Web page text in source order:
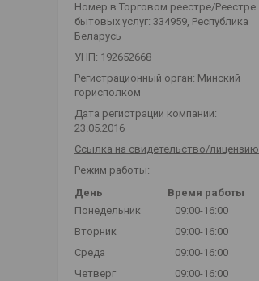
Номер в Торговом реестре/Реестре
бытовых услуг: 334959, Республика
Беларусь
УНП: 192652668
Регистрационный орган: Минский
горисполком
Дата регистрации компании:
23.05.2016
Ссылка на свидетельство/лицензию
Режим работы:
День
Время работы
Понедельник
09:00-16:00
Вторник
09:00-16:00
Среда
09:00-16:00
Четверг
09:00-16:00